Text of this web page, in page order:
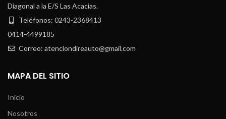
Diagonal a la E/S Las Acacias.
Teléfonos: 0243-2368413
0414-4499185
Correo: atenciondireauto@gmail.com
MAPA DEL SITIO
Inicio
Nosotros